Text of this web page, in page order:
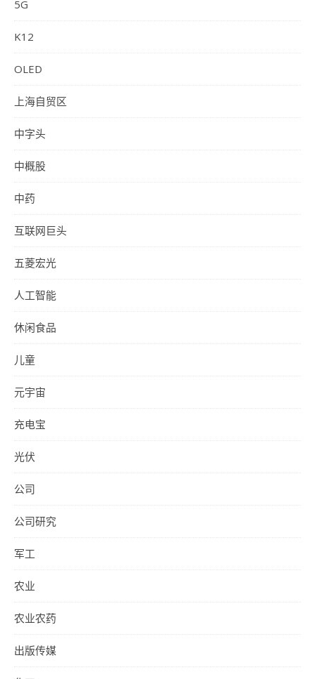
5G
K12
OLED
上海自贸区
中字头
中概股
中药
互联网巨头
五菱宏光
人工智能
休闲食品
儿童
元宇宙
充电宝
光伏
公司
公司研究
军工
农业
农业农药
出版传媒